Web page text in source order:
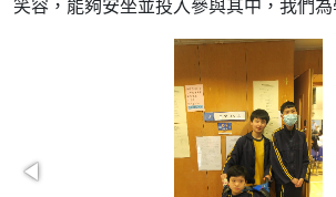
笑容，能夠安坐並投入參與其中，我們為